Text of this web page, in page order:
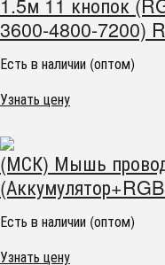
3600-4800-7200)
Есть в наличии (оптом)
Узнать цену
(МСК) Мышь
Есть в наличии (оптом)
Узнать цену